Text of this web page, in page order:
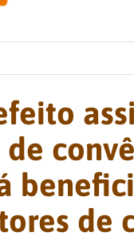
de